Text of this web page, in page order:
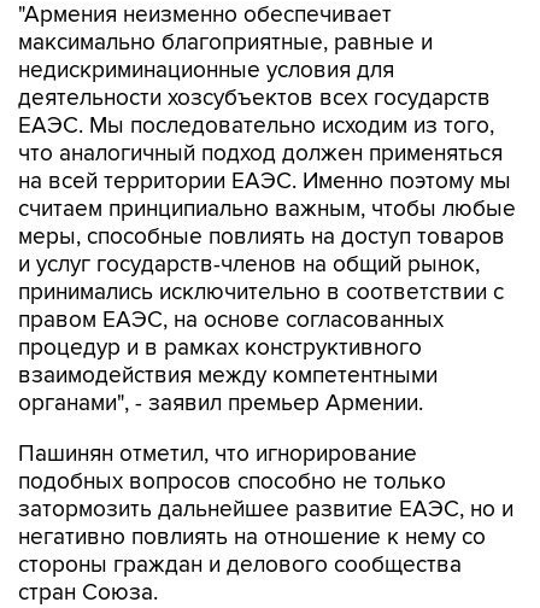
"Армения неизменно обеспечивает
максимально благоприятные, равные и
недискриминационные условия для
деятельности хозсубъектов всех государств
ЕАЭС. Мы последовательно исходим из того,
что аналогичный подход должен применяться
на всей территории ЕАЭС. Именно поэтому мы
считаем принципиально важным, чтобы любые
меры, способные повлиять на доступ товаров
и услуг государств-членов на общий рынок,
принимались исключительно в соответствии с
правом ЕАЭС, на основе согласованных
процедур и в рамках конструктивного
взаимодействия между компетентными
органами", - заявил премьер Армении.
Пашинян отметил, что игнорирование
подобных вопросов способно не только
затормозить дальнейшее развитие ЕАЭС, но и
негативно повлиять на отношение к нему со
стороны граждан и делового сообщества
стран Союза.